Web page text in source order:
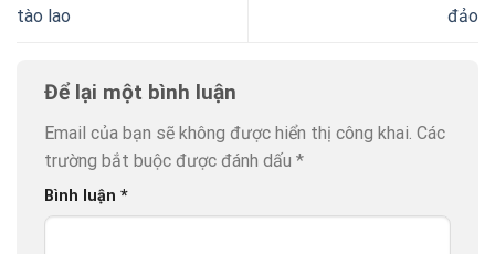
tào lao
đảo
Để lại một bình luận
Email của bạn sẽ không được hiển thị công khai. Các
trường bắt buộc được đánh dấu *
Bình luận *